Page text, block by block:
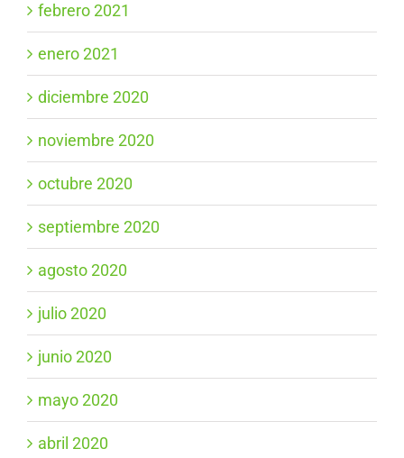
febrero 2021
enero 2021
diciembre 2020
noviembre 2020
octubre 2020
septiembre 2020
agosto 2020
julio 2020
junio 2020
mayo 2020
abril 2020